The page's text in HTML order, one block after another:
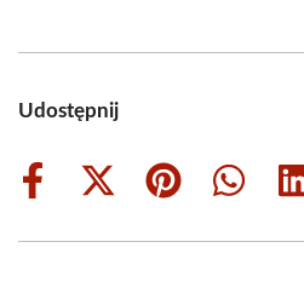
Udostępnij
Share
Share
(Twitter)
Share
Share